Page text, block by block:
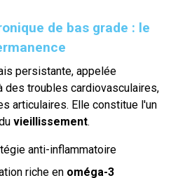
de bas grade : le
persistante, appelée
des troubles cardiovasculaires,
articulaires. Elle constitue l'un
vieillissement.
anti-inflammatoire
riche en oméga-3